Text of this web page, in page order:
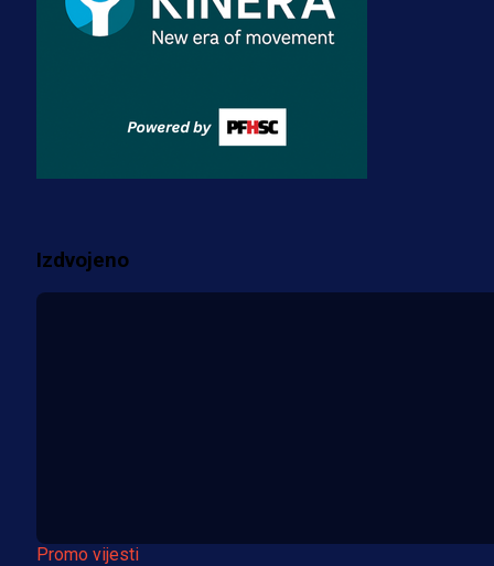
3 sedmica 3 dan
A Selekcija
Fudbaler Olympiacosa želi obući
Izdvojeno
Promo vijesti